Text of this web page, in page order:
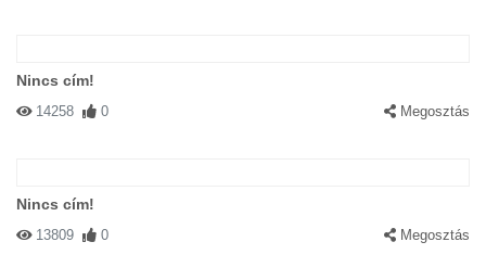
Nincs cím!
14258 0 Megosztás
Nincs cím!
13809 0 Megosztás